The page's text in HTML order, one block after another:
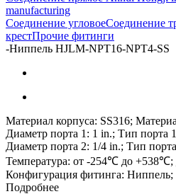
manufacturing
Соединение угловоеСоединение
крестПрочие фитинги
-Ниппель HJLM-NPT16-NPT4-SS
Материал корпуса: SS316;
Диаметр порта 1: 1 in.; Тип порта
Диаметр порта 2: 1/4 in.; Тип
Температура: от -254℃ до +538℃;
Конфигурация фитинга: Ниппель;
Подробнее